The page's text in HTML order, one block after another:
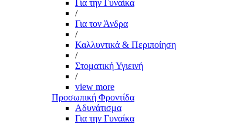
Για την Γυναίκα
/
Για τον Άνδρα
/
Καλλυντικά & Περιποίηση
/
Στοματική Υγιεινή
/
view more
Προσωπική Φροντίδα
Αδυνάτισμα
Για την Γυναίκα